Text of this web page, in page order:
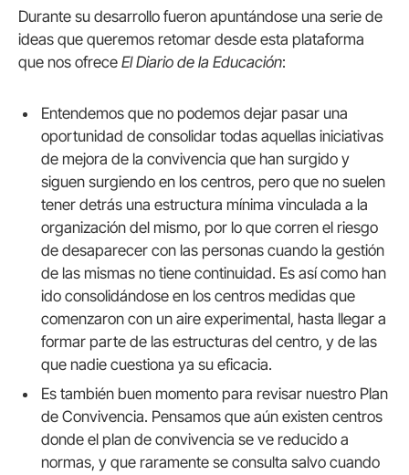
Durante su desarrollo fueron apuntándose una serie de
ideas que queremos retomar desde esta plataforma
que nos ofrece El Diario de la Educación:
Entendemos que no podemos dejar pasar una
oportunidad de consolidar todas aquellas iniciativas
de mejora de la convivencia que han surgido y
siguen surgiendo en los centros, pero que no suelen
tener detrás una estructura mínima vinculada a la
organización del mismo, por lo que corren el riesgo
de desaparecer con las personas cuando la gestión
de las mismas no tiene continuidad. Es así como han
ido consolidándose en los centros medidas que
comenzaron con un aire experimental, hasta llegar a
formar parte de las estructuras del centro, y de las
que nadie cuestiona ya su eficacia.
Es también buen momento para revisar nuestro Plan
de Convivencia. Pensamos que aún existen centros
donde el plan de convivencia se ve reducido a
normas, y que raramente se consulta salvo cuando